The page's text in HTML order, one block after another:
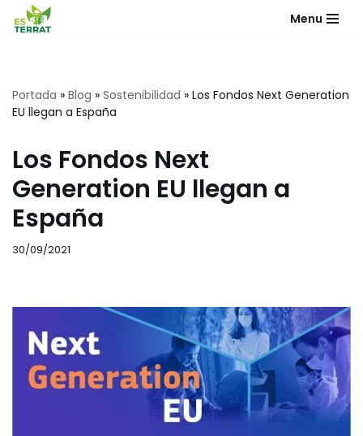
Menu
Portada » Blog » Sostenibilidad » Los Fondos Next Generation
EU llegan a España
Los Fondos Next
Generation EU llegan a
España
30/09/2021